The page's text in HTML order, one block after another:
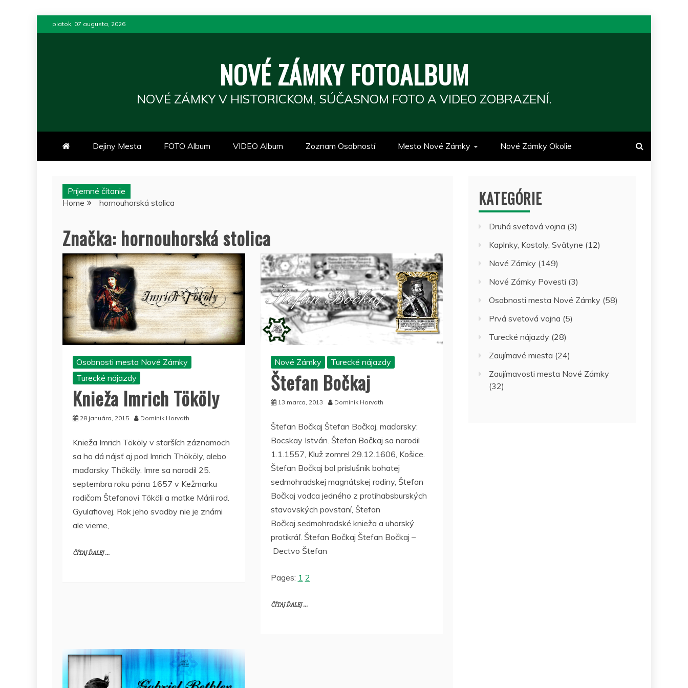
to
piatok, 07 augusta, 2026
NOVÉ ZÁMKY FOTOALBUM
NOVÉ ZÁMKY V HISTORICKOM, SÚČASNOM FOTO A VIDEO ZOBRAZENÍ.
Dejiny Mesta FOTO Album VIDEO Album Zoznam Osobností Mesto Nové Zámky Nové Zámky Okolie
Príjemné čítanie
Home
hornouhorská stolica
Značka: hornouhorská stolica
Osobnosti mesta Nové Zámky
Turecké nájazdy
Knieža Imrich Tököly
28 januára, 2015 Dominik Horvath
Knieža Imrich Tököly v starších záznamoch
sa ho dá nájsť aj pod Imrich Thököly, alebo
maďarsky Thököly. Imre sa narodil 25.
septembra roku pána 1657 v Kežmarku
rodičom Štefanovi Tököli a matke Márii rod.
Gyulafiovej. Rok jeho svadby nie je známi
ale vieme,
ČÍTAJ ĎALEJ ...
Nové Zámky Turecké nájazdy
Štefan Bočkaj
13 marca, 2013 Dominik Horvath
Štefan Bočkaj Štefan Bočkaj, maďarsky:
Bocskay István. Štefan Bočkaj sa narodil
1.1.1557, Kluž zomrel 29.12.1606, Košice.
Štefan Bočkaj bol príslušník bohatej
sedmohradskej magnátskej rodiny, Štefan
Bočkaj vodca jedného z protihabsburských
stavovských povstaní, Štefan
Bočkaj sedmohradské knieža a uhorský
protikráľ. Štefan Bočkaj Štefan Bočkaj –
Dectvo Štefan
Pages: 1 2
ČÍTAJ ĎALEJ ...
KATEGÓRIE
Druhá svetová vojna (3)
Kaplnky, Kostoly, Svätyne (12)
Nové Zámky (149)
Nové Zámky Povesti (3)
Osobnosti mesta Nové Zámky (58)
Prvá svetová vojna (5)
Turecké nájazdy (28)
Zaujímavé miesta (24)
Zaujímavosti mesta Nové Zámky
(32)